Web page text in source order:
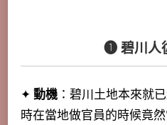
➊ 碧川人
✦ 動機 ：碧川土地本來就
時在當地做官員的時候竟